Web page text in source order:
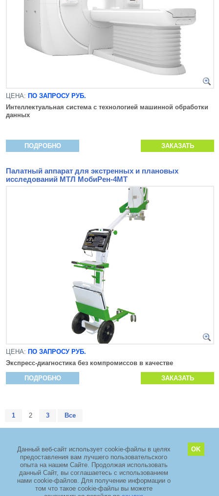
ЦЕНА: ПО ЗАПРОСУ РУБ.
Интеллектуальная система с технологией машинной обработки
данных
ПОДРОБНО ЗАКАЗАТЬ
Палатный аппарат для экстренных и плановых
исследований МТЛ МобиРен-4МТ
ЦЕНА: ПО ЗАПРОСУ РУБ.
Экспресс-диагностика без компромиссов в качестве
ПОДРОБНО ЗАКАЗАТЬ
1 2 3 Все
2011–2026 copyright ООО «ЗелМедСервис»
Адрес: Москва, Зеленоград, проезд 4922, дом 4 стр. 5, Технопарк
«ЭЛМА».+7 (495) 968-88-29
TIMSET
Данный веб-сайт использует cookie-файлы в целях
предоставления вам лучшего пользовательского
опыта на нашем Сайте. Продолжая использовать
данный Сайт, вы соглашаетесь с использованием
нами cookie-файлов. Для получение информации о
том что такое cookie-файлы вы можете
OK